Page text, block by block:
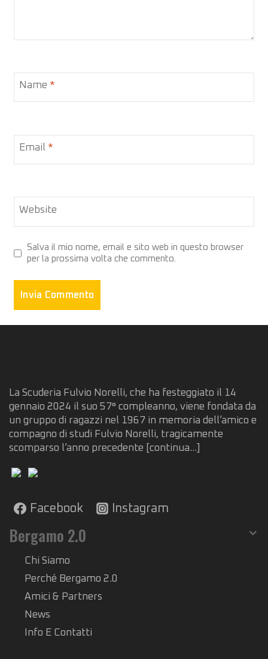
Name *
Email *
Website
Salva il mio nome, email e sito web in questo browser
per la prossima volta che commento.
La Scuderia Fulvio Norelli, che ha festeggiato il 14
gennaio 2024 il suo 57° compleanno, viene fondata da
un gruppo di ragazzi nel 1967 in memoria dell’amico e
compagno di studi Fulvio Norelli, tragicamente
scomparso l’anno precedente
[continua...]
Facebook Instagram
Bergamo 2.0
Chi Siamo
Perché Bergamo 2.0
Amici & Partners
News
Info E Contatti